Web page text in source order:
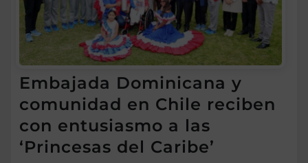
Embajada Dominicana y
comunidad en Chile reciben
con entusiasmo a las
‘Princesas del Caribe’